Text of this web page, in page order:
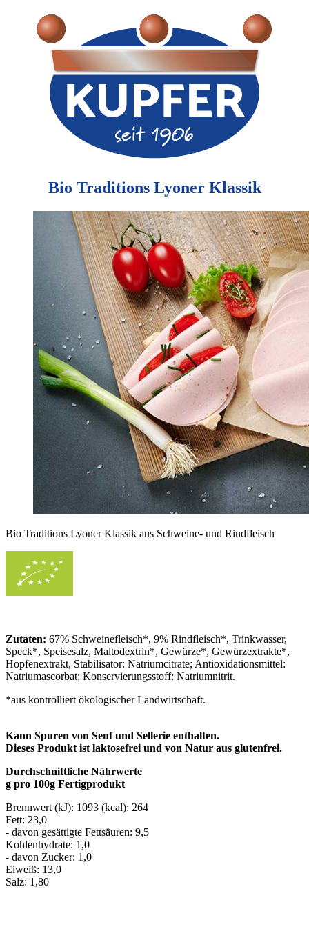
Bio Traditions Lyoner Klassik
Bio Traditions Lyoner Klassik aus Schweine- und Rindfleisch
Zutaten: 67% Schweinefleisch*, 9% Rindfleisch*, Trinkwasser,
Speck*, Speisesalz, Maltodextrin*, Gewürze*, Gewürzextrakte*,
Hopfenextrakt, Stabilisator: Natriumcitrate; Antioxidationsmittel:
Natriumascorbat; Konservierungsstoff: Natriumnitrit.
*aus kontrolliert ökologischer Landwirtschaft.
Kann Spuren von Senf und Sellerie enthalten.
Dieses Produkt ist laktosefrei und von Natur aus glutenfrei.
Durchschnittliche Nährwerte
g pro 100g Fertigprodukt
Brennwert (kJ): 1093 (kcal): 264
Fett: 23,0
- davon gesättigte Fettsäuren: 9,5
Kohlenhydrate: 1,0
- davon Zucker: 1,0
Eiweiß: 13,0
Salz: 1,80